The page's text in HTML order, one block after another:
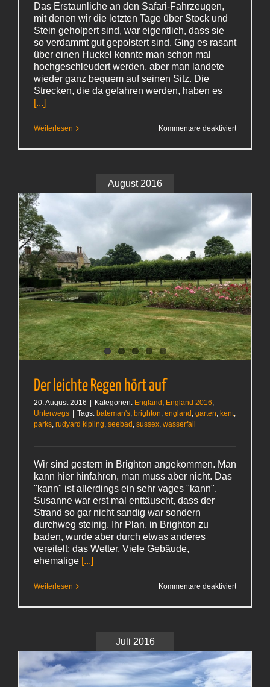
Das Erstaunliche an den Safari-Fahrzeugen,
mit denen wir die letzten Tage über Stock und
Stein geholpert sind, war eigentlich, dass sie
so verdammt gut gepolstert sind. Ging es rasant
über einen Huckel konnte man schon mal
hochgeschleudert werden, aber man landete
wieder ganz bequem auf seinen Sitz. Die
Strecken, die da gefahren werden, haben es
[...]
Weiterlesen Kommentare deaktiviertfür
August 2016
Der leichte Regen hört auf
20. August 2016 Kategorien: England , England 2016,
Unterwegs
Tags: bateman's, brighton, england , garten, kent,
parks, rudyard kipling, seebad , sussex, wasserfall
Wir sind gestern in Brighton angekommen. Man
kann hier hinfahren, man muss aber nicht. Das
"kann" ist allerdings ein sehr vages "kann".
Susanne war erst mal enttäuscht, dass der
Strand so gar nicht sandig war sondern
durchweg steinig. Ihr Plan, in Brighton zu
baden, wurde aber durch etwas anderes
vereitelt: das Wetter. Viele Gebäude,
ehemalige [...]
Weiterlesen Kommentare deaktiviertfür
Juli 2016